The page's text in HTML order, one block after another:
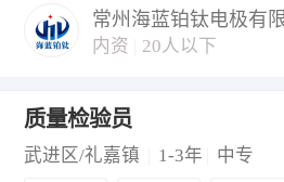
常州海蓝铂钛电极有
内资 20人以下
质量检验员
武进区/礼嘉镇
1-3年 中专